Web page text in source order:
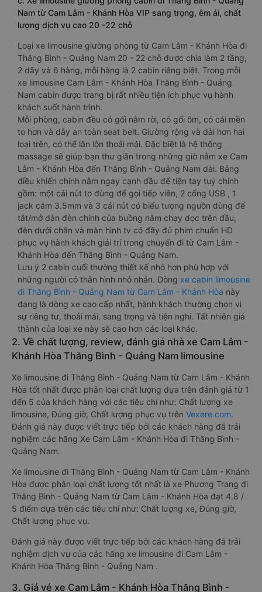
Nam từ Cam Lâm - Khánh Hòa VIP sang trọng, êm ái, chất
lượng dịch vụ cao 20 -22 chỗ
Loại xe limousine giường phòng từ Cam Lâm - Khánh Hòa đi
Thăng Bình - Quảng Nam 20 - 22 chỗ được chia làm 2 tầng,
2 dãy và 6 hàng, mỗi hàng là 2 cabin riêng biệt. Trong mỗi
xe limousine Cam Lâm - Khánh Hòa Thăng Bình - Quảng
Nam cabin được trang bị rất nhiều tiện ích phục vụ hành
khách suốt hành trình.
Mỗi phòng, cabin đều có gối nằm rời, có gối ôm, có cái mền
to hơn và dây an toàn seat belt. Giường rộng và dài hơn hai
loại trên, có thể lăn lộn thoải mái. Đặc biệt là hệ thống
massage sẽ giúp bạn thư giãn trong những giờ nằm xe Cam
Lâm - Khánh Hòa đến Thăng Bình - Quảng Nam dài. Bảng
điều khiển chính nằm ngay cạnh đầu để tiện tay tuỳ chỉnh
gồm: một cái nút to đùng để gọi tiếp viên, 2 cổng USB , 1
jack cắm 3.5mm và 3 cái nút có biểu tượng nguồn dùng để
tắt/mở dàn đèn chính của buồng nằm chạy dọc trên đầu,
đèn dưới chân và màn hình tv có đầy đủ phim chuẩn HD
phục vụ hành khách giải trí trong chuyến đi từ Cam Lâm -
Khánh Hòa đến Thăng Bình - Quảng Nam.
Lưu ý 2 cabin cuối thường thiết kế nhỏ hơn phù hợp với
những người có thân hình nhỏ nhắn. Dòng xe cabin limousine
đi Thăng Bình - Quảng Nam từ Cam Lâm - Khánh Hòa này
đang là dòng xe cao cấp nhất, hành khách thường chọn vì
sự riêng tư, thoải mái, sang trọng và tiện nghi. Tất nhiên giá
thành của loại xe này sẽ cao hơn các loại khác.
2. Về chất lượng, review, đánh giá nhà xe Cam Lâm -
Khánh Hòa Thăng Bình - Quảng Nam limousine
Xe limousine đi Thăng Bình - Quảng Nam từ Cam Lâm - Khánh
Hòa tốt nhất được phân loại chất lượng dựa trên đánh giá từ 1
đến 5 của khách hàng với các tiêu chí như: Chất lượng xe
limousine, Đúng giờ, Chất lượng phục vụ trên Vexere.com.
Đánh giá này được viết trực tiếp bởi các khách hàng đã trải
nghiệm các hãng Xe Cam Lâm - Khánh Hòa đi Thăng Bình -
Quảng Nam.
Xe limousine đi Thăng Bình - Quảng Nam từ Cam Lâm - Khánh
Hòa được phân loại chất lượng tốt nhất là xe Phương Trang đi
Thăng Bình - Quảng Nam từ Cam Lâm - Khánh Hòa đạt 4.8 /
5 điểm dựa trên các tiêu chí như: Chất lượng xe, Đúng giờ,
Chất lượng phục vụ.
Đánh giá này được viết trực tiếp bởi các khách hàng đã trải
nghiệm dịch vụ của các hãng xe limousine đi Cam Lâm -
Khánh Hòa Thăng Bình - Quảng Nam .
3. Giá vé xe Cam Lâm - Khánh Hòa Thăng Bình -